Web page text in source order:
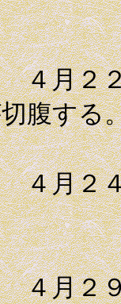
水
腹する
平
青